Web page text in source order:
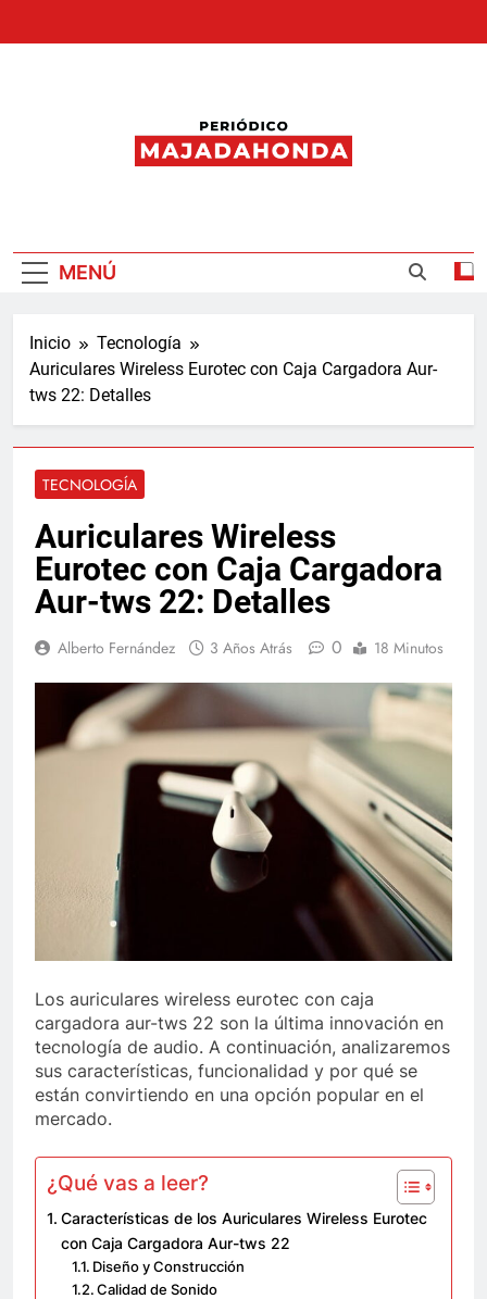
Majadahonda
MENÚ
Inicio
Tecnología
Auriculares Wireless Eurotec con Caja Cargadora Aur-
tws 22: Detalles
TECNOLOGÍA
Auriculares Wireless
Eurotec con Caja Cargadora
Aur-tws 22: Detalles
Alberto Fernández 3 Años Atrás 0 18 Minutos
Los auriculares wireless eurotec con caja
cargadora aur-tws 22 son la última innovación en
tecnología de audio. A continuación, analizaremos
sus características, funcionalidad y por qué se
están convirtiendo en una opción popular en el
mercado.
¿Qué vas a leer?
Características de los Auriculares Wireless Eurotec
con Caja Cargadora Aur-tws 22
Diseño y Construcción
Calidad de Sonido